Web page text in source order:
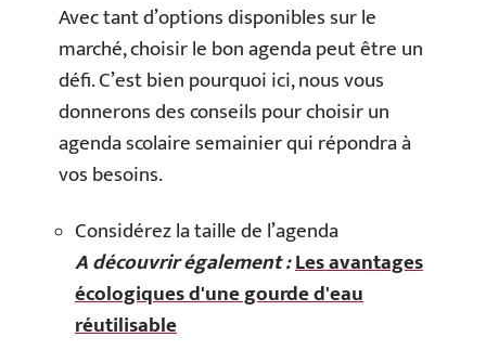
Avec tant d’options disponibles sur le
marché, choisir le bon agenda peut être un
défi. C’est bien pourquoi ici, nous vous
donnerons des conseils pour choisir un
agenda scolaire semainier qui répondra à
vos besoins.
Considérez la taille de l’agenda
A découvrir également :Les avantages
écologiques d'une gourde d'eau
réutilisable